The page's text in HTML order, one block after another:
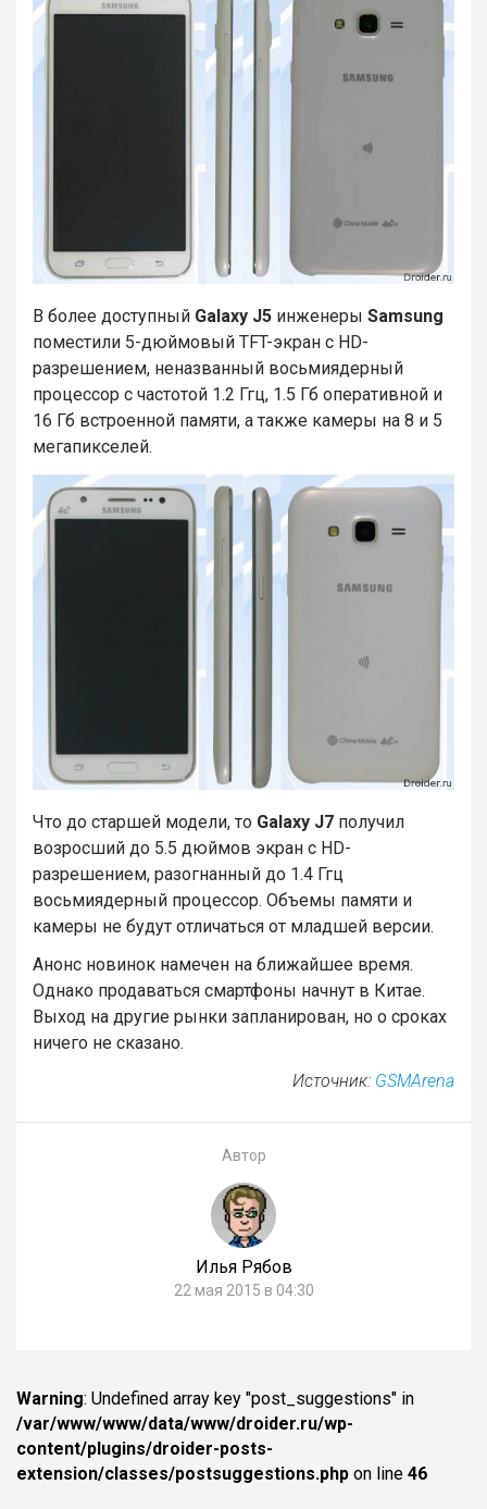
В более доступный Galaxy J5 инженеры Samsung
поместили 5-дюймовый TFT-экран с HD-
разрешением, неназванный восьмиядерный
процессор с частотой 1.2 Ггц, 1.5 Гб оперативной и
16 Гб встроенной памяти, а также камеры на 8 и 5
мегапикселей.
Что до старшей модели, то Galaxy J7 получил
возросший до 5.5 дюймов экран с HD-
разрешением, разогнанный до 1.4 Ггц
восьмиядерный процессор. Объемы памяти и
камеры не будут отличаться от младшей версии.
Анонс новинок намечен на ближайшее время.
Однако продаваться смартфоны начнут в Китае.
Выход на другие рынки запланирован, но о сроках
ничего не сказано.
Источник: GSMArena
Автор
Илья Рябов
22 мая 2015 в 04:30
Warning: Undefined array key "post_suggestions" in
/var/www/www/data/www/droider.ru/wp-
content/plugins/droider-posts-
extension/classes/postsuggestions.php on line 46